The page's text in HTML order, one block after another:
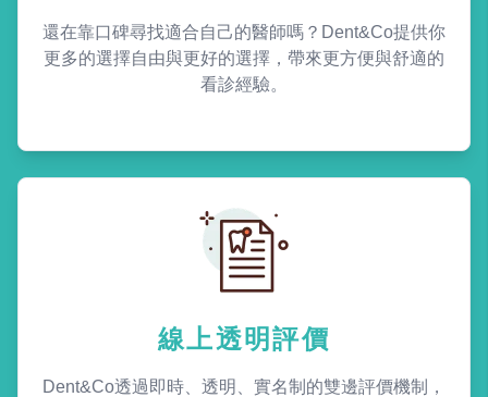
還在靠口碑尋找適合自己的醫師嗎？Dent&Co提供你
更多的選擇自由與更好的選擇，帶來更方便與舒適的
看診經驗。
線上透明評價
Dent&Co透過即時、透明、實名制的雙邊評價機制，